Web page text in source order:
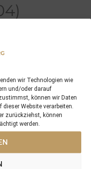
wir Technologien wie
und/oder darauf
können wir Daten
Website verarbeiten.
zurückziehst, können
werden.
(GB)